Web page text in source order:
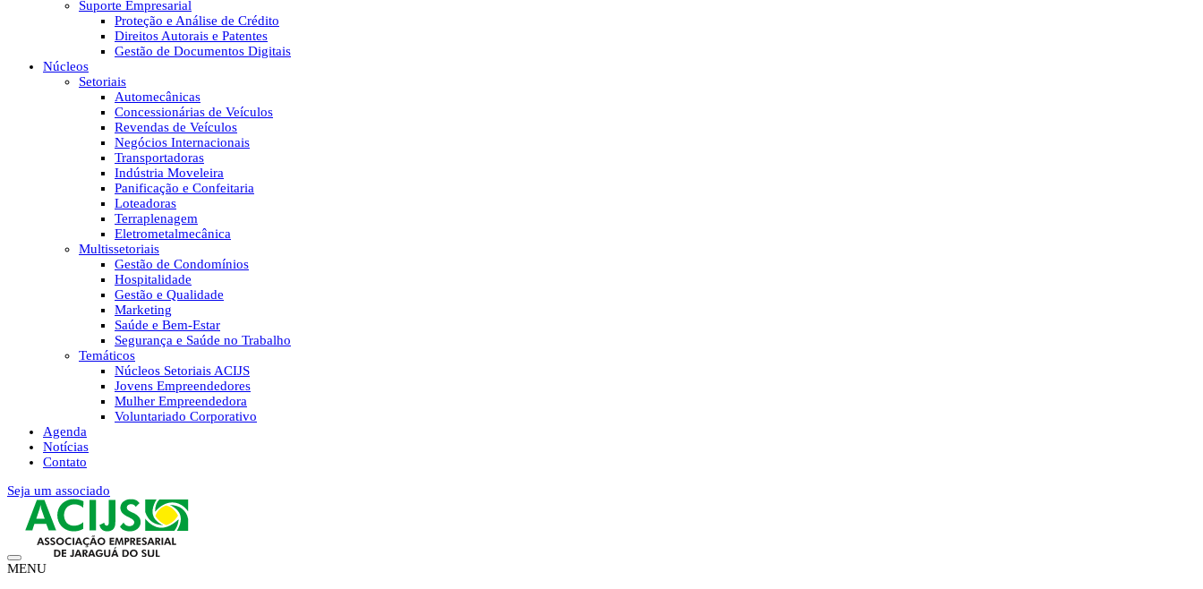
Suporte Empresarial
Proteção e Análise de Crédito
Direitos Autorais e Patentes
Gestão de Documentos Digitais
Núcleos
Setoriais
Automecânicas
Concessionárias de Veículos
Revendas de Veículos
Negócios Internacionais
Transportadoras
Indústria Moveleira
Panificação e Confeitaria
Loteadoras
Terraplenagem
Eletrometalmecânica
Multissetoriais
Gestão de Condomínios
Hospitalidade
Gestão e Qualidade
Marketing
Saúde e Bem-Estar
Segurança e Saúde no Trabalho
Temáticos
Núcleos Setoriais ACIJS
Jovens Empreendedores
Mulher Empreendedora
Voluntariado Corporativo
Agenda
Notícias
Contato
Seja um associado
MENU